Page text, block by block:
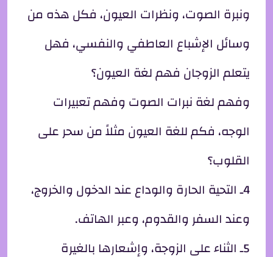
ونبرة الصوت، ونظرات العيون، فكل هذه من
وسائل الإشباع العاطفي والنفسي، فهل
يتعلم الزوجان فهم لغة العيون؟
وفهم لغة نبرات الصوت وفهم تعبيرات
الوجه، فكم للغة العيون مثلاً من سحر على
القلوب؟
4ـ التحية الحارة والوداع عند الدخول والخروج،
وعند السفر والقدوم، وعبر الهاتف.
5ـ الثناء على الزوجة، وإشعارها بالغيرة